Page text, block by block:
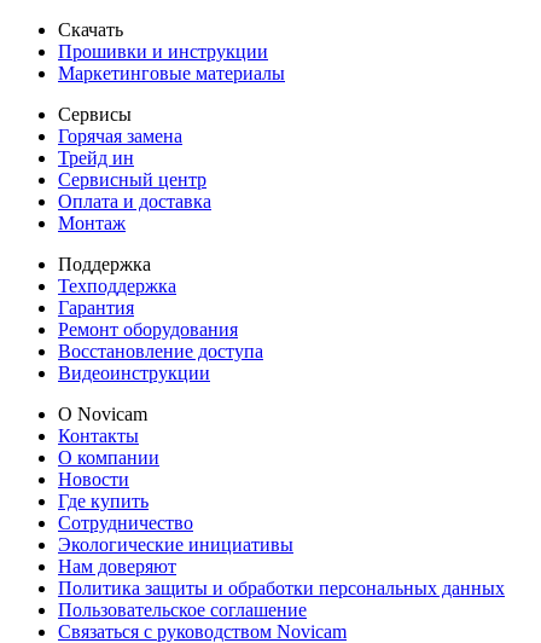
Скачать
Прошивки и инструкции
Маркетинговые материалы
Сервисы
Горячая замена
Трейд ин
Сервисный центр
Оплата и доставка
Монтаж
Поддержка
Техподдержка
Гарантия
Ремонт оборудования
Восстановление доступа
Видеоинструкции
О Novicam
Контакты
О компании
Новости
Где купить
Сотрудничество
Экологические инициативы
Нам доверяют
Политика защиты и обработки персональных данных
Пользовательское соглашение
Связаться с руководством Novicam